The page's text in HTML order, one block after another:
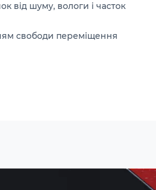
від шуму, вологи і часток
свободи переміщення